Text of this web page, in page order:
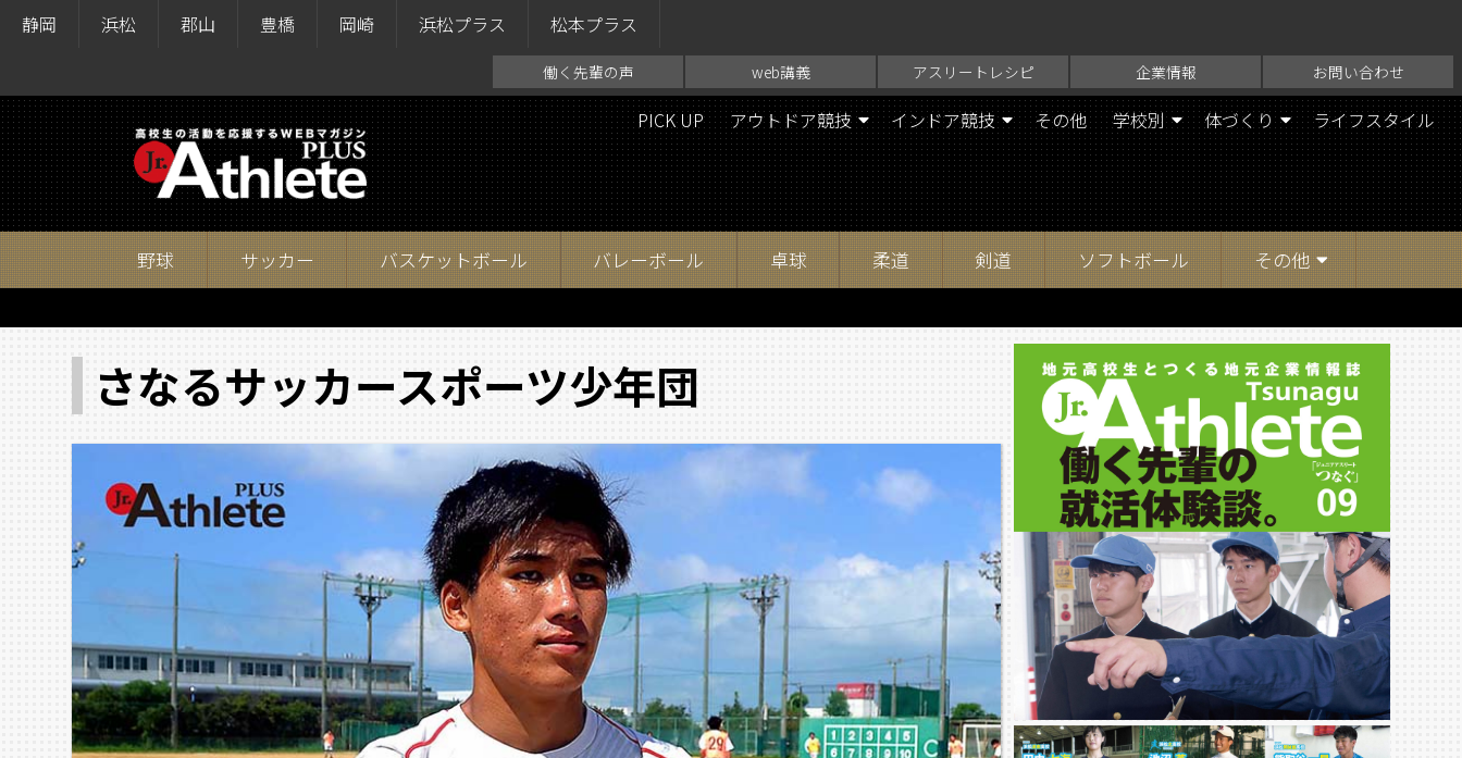
静岡 浜松 郡山 豊橋 岡崎 浜松プラス 松本プラス
働く先輩の声 web講義 アスリートレシピ 企業情報 お問い合わせ
PICK UP アウトドア競技 インドア競技 その他 学校別 体づくり ライフスタイル
野球 サッカー バスケットボール バレーボール 卓球 柔道 剣道 ソフトボール その他
さなるサッカースポーツ少年団